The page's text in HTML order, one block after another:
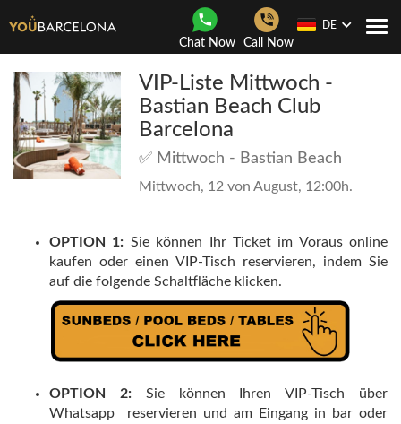
Chat Now Call Now
DE
VIP-Liste Mittwoch -
Bastian Beach Club
Barcelona
✅ Mittwoch - Bastian Beach
Mittwoch, 12 von August, 12:00h.
OPTION 1: Sie können Ihr Ticket im Voraus online
kaufen oder einen VIP-Tisch reservieren, indem Sie
auf die folgende Schaltfläche klicken.
OPTION 2:Sie können Ihren VIP-Tisch über
Whatsapp reservieren und am Eingang in bar oder